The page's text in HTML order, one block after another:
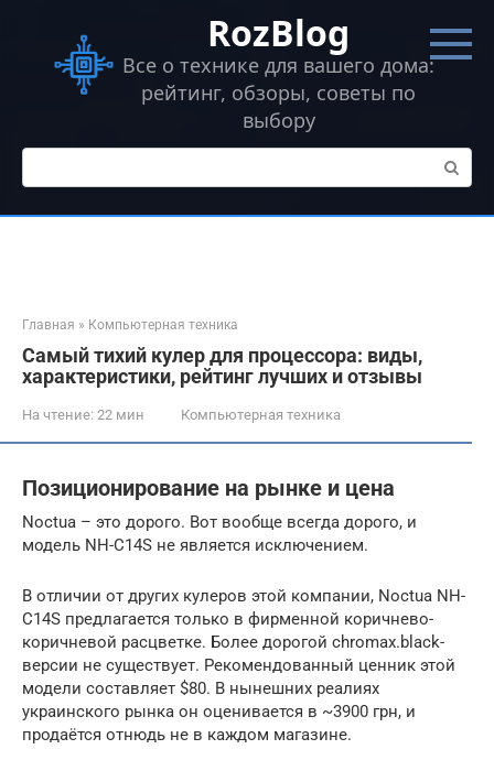
контенту
RozBlog
Все о технике для вашего дома:
рейтинг, обзоры, советы по
выбору
Поиск:
Главная » Компьютерная техника
Самый тихий кулер для процессора: виды,
характеристики, рейтинг лучших и отзывы
На чтение: 22 мин Компьютерная техника
Позиционирование на рынке и цена
Noctua – это дорого. Вот вообще всегда дорого, и
модель NH-C14S не является исключением.
В отличии от других кулеров этой компании, Noctua NH-
C14S предлагается только в фирменной коричнево-
коричневой расцветке. Более дорогой chromax.black-
версии не существует. Рекомендованный ценник этой
модели составляет $80. В нынешних реалиях
украинского рынка он оценивается в ~3900 грн, и
продаётся отнюдь не в каждом магазине.